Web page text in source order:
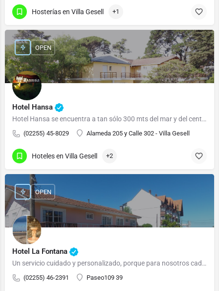
Hosterías en Villa Gesell +1
Hotel Hansa
Hotel Hansa se encuentra a tan sólo 300 mts del mar y del centro de la ciudad.
(02255) 45-8029 Alameda 205 y Calle 302 - Villa Gesell
OPEN
Hoteles en Villa Gesell +2
Hotel La Fontana
Un servicio cuidado y personalizado, porque para nosotros cada cliente es importante
(02255) 46-2391 Paseo109 39
OPEN